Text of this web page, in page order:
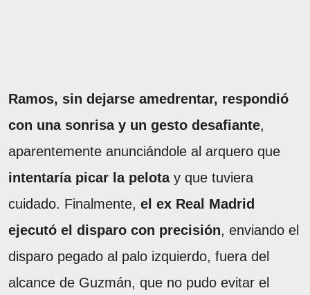
Ramos, sin dejarse amedrentar, respondió
con una sonrisa y un gesto desafiante,
aparentemente anunciándole al arquero que
intentaría picar la pelota y que tuviera
cuidado. Finalmente, el ex Real Madrid
ejecutó el disparo con precisión, enviando el
disparo pegado al palo izquierdo, fuera del
alcance de Guzmán, que no pudo evitar el